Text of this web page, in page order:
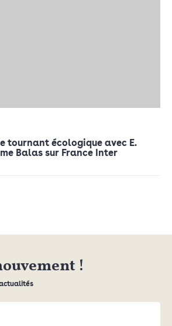
tournant écologique avec E.
Balas sur France Inter
!